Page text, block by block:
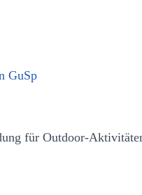
GuSp
für Outdoor-